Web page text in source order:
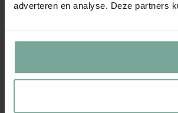
adverteren en analyse. Deze partners